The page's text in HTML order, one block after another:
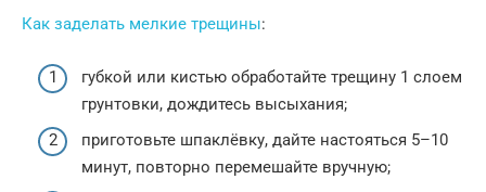
Как заделать мелкие трещины:
губкой или кистью обработайте трещину 1 слоем
грунтовки, дождитесь высыхания;
приготовьте шпаклёвку, дайте настояться 5–10
минут, повторно перемешайте вручную;